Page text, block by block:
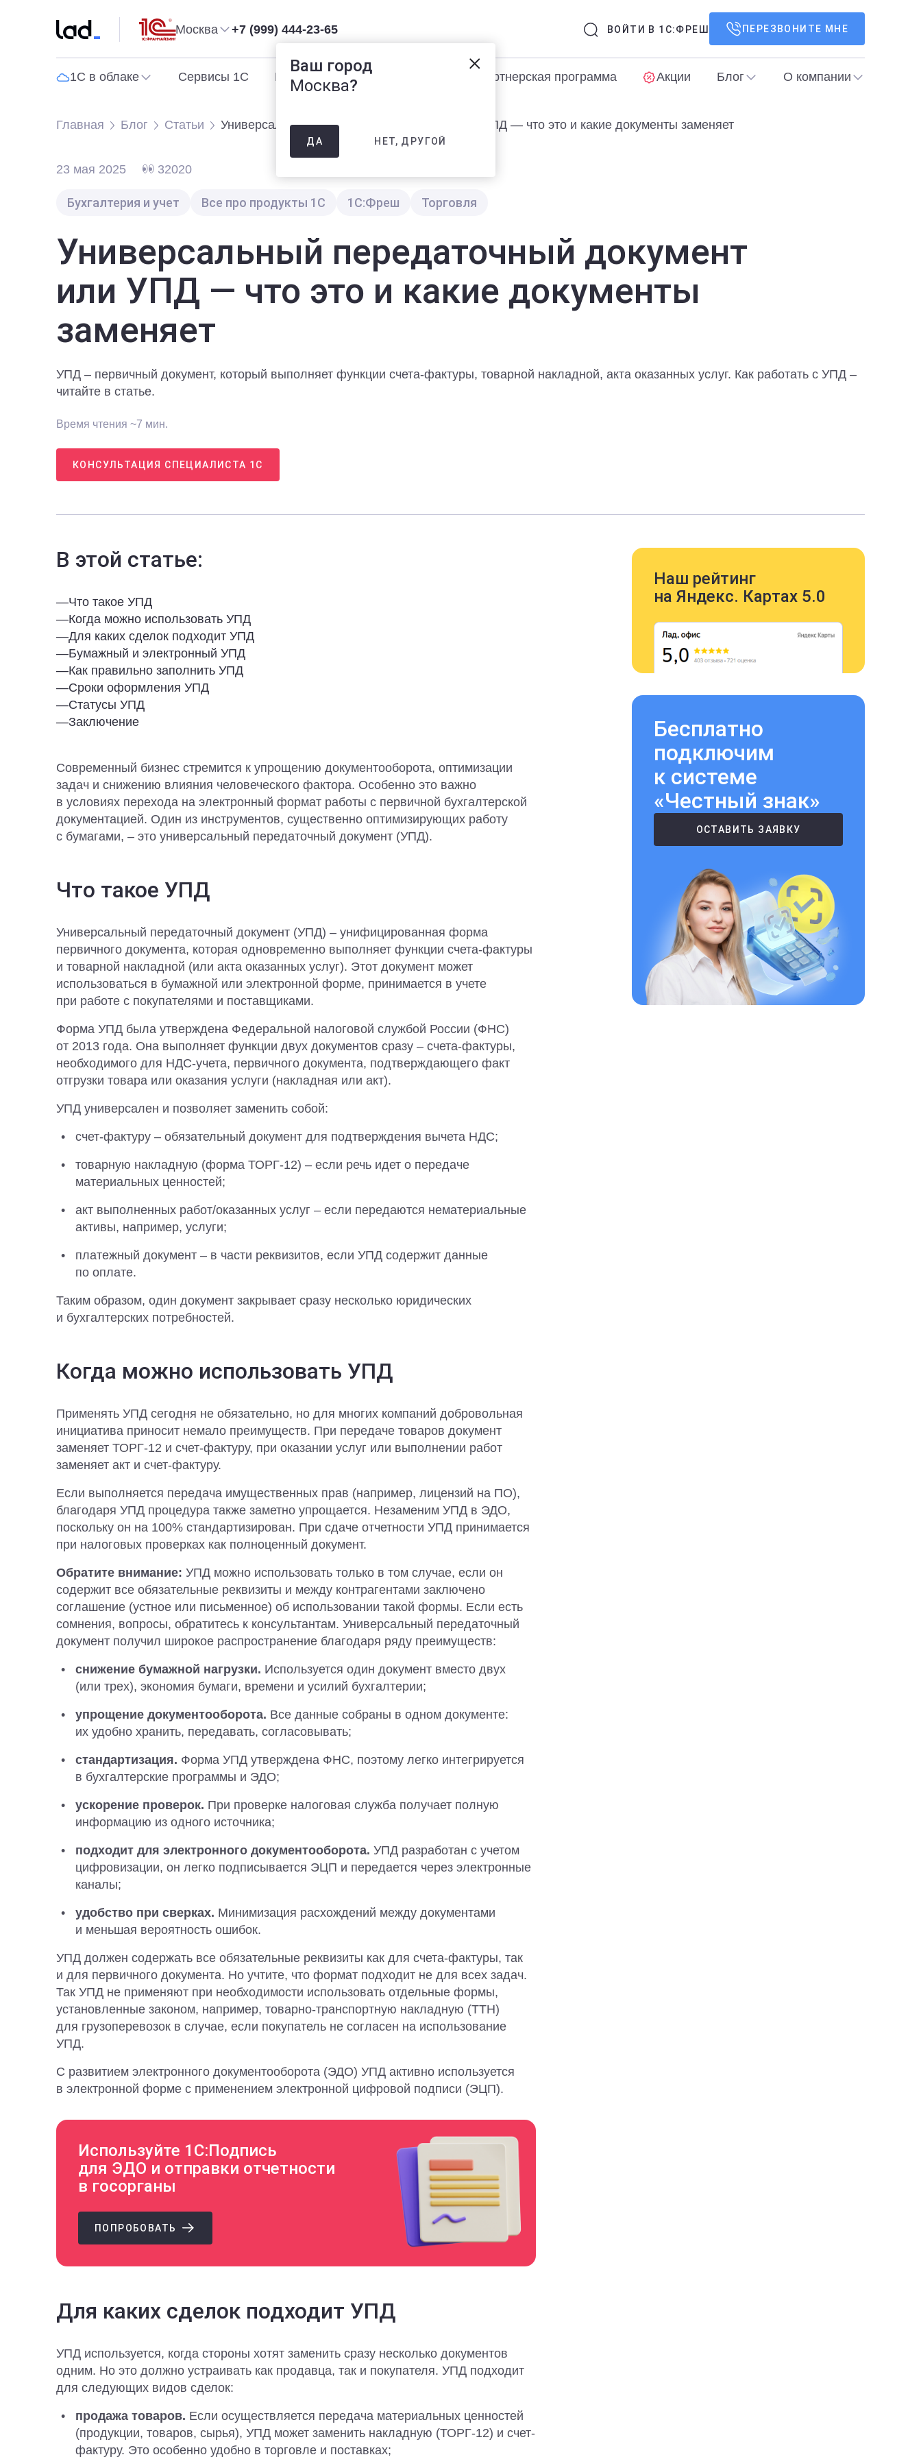
Москва +7 (999) 444-23-65 ВОЙТИ В 1С:ФРЕШ ПЕРЕЗВОНИТЕ МНЕ
1С в облаке Сервисы 1С Программы 1С Партнерская программа Акции Блог О компании
Главная Блог Статьи Универсальный передаточный документ или УПД — что это и какие документы заменяет
23 мая 2025 32020
Бухгалтерия и учет Все про продукты 1С 1С:Фреш Торговля
Универсальный передаточный документ
или УПД — что это и какие документы
заменяет
УПД – первичный документ, который выполняет функции счета-фактуры, товарной накладной, акта оказанных услуг. Как работать с УПД –
читайте в статье.
Время чтения ~7 мин.
КОНСУЛЬТАЦИЯ СПЕЦИАЛИСТА 1С
Наш рейтинг
на Яндекс. Картах 5.0
Бесплатно
подключим
к системе
«Честный знак»
ОСТАВИТЬ ЗАЯВКУ
В этой статье:
—Что такое УПД
—Когда можно использовать УПД
—Для каких сделок подходит УПД
—Бумажный и электронный УПД
—Как правильно заполнить УПД
—Сроки оформления УПД
—Статусы УПД
—Заключение
Современный бизнес стремится к упрощению документооборота, оптимизации
задач и снижению влияния человеческого фактора. Особенно это важно
в условиях перехода на электронный формат работы с первичной бухгалтерской
документацией. Один из инструментов, существенно оптимизирующих работу
с бумагами, – это универсальный передаточный документ (УПД).
Что такое УПД
Универсальный передаточный документ (УПД) – унифицированная форма
первичного документа, которая одновременно выполняет функции счета-фактуры
и товарной накладной (или акта оказанных услуг). Этот документ может
использоваться в бумажной или электронной форме, принимается в учете
при работе с покупателями и поставщиками.
Форма УПД была утверждена Федеральной налоговой службой России (ФНС)
от 2013 года. Она выполняет функции двух документов сразу – счета-фактуры,
необходимого для НДС-учета, первичного документа, подтверждающего факт
отгрузки товара или оказания услуги (накладная или акт).
УПД универсален и позволяет заменить собой:
счет-фактуру – обязательный документ для подтверждения вычета НДС;
товарную накладную (форма ТОРГ-12) – если речь идет о передаче
материальных ценностей;
акт выполненных работ/оказанных услуг – если передаются нематериальные
активы, например, услуги;
платежный документ – в части реквизитов, если УПД содержит данные
по оплате.
Таким образом, один документ закрывает сразу несколько юридических
и бухгалтерских потребностей.
Когда можно использовать УПД
Применять УПД сегодня не обязательно, но для многих компаний добровольная
инициатива приносит немало преимуществ. При передаче товаров документ
заменяет ТОРГ-12 и счет-фактуру, при оказании услуг или выполнении работ
заменяет акт и счет-фактуру.
Если выполняется передача имущественных прав (например, лицензий на ПО),
благодаря УПД процедура также заметно упрощается. Незаменим УПД в ЭДО,
поскольку он на 100% стандартизирован. При сдаче отчетности УПД принимается
при налоговых проверках как полноценный документ.
Обратите внимание: УПД можно использовать только в том случае, если он
содержит все обязательные реквизиты и между контрагентами заключено
соглашение (устное или письменное) об использовании такой формы. Если есть
сомнения, вопросы, обратитесь к консультантам. Универсальный передаточный
документ получил широкое распространение благодаря ряду преимуществ:
снижение бумажной нагрузки. Используется один документ вместо двух
(или трех), экономия бумаги, времени и усилий бухгалтерии;
упрощение документооборота. Все данные собраны в одном документе:
их удобно хранить, передавать, согласовывать;
стандартизация. Форма УПД утверждена ФНС, поэтому легко интегрируется
в бухгалтерские программы и ЭДО;
ускорение проверок. При проверке налоговая служба получает полную
информацию из одного источника;
подходит для электронного документооборота. УПД разработан с учетом
цифровизации, он легко подписывается ЭЦП и передается через электронные
каналы;
удобство при сверках. Минимизация расхождений между документами
и меньшая вероятность ошибок.
УПД должен содержать все обязательные реквизиты как для счета-фактуры, так
и для первичного документа. Но учтите, что формат подходит не для всех задач.
Так УПД не применяют при необходимости использовать отдельные формы,
установленные законом, например, товарно-транспортную накладную (ТТН)
для грузоперевозок в случае, если покупатель не согласен на использование
УПД.
С развитием электронного документооборота (ЭДО) УПД активно используется
в электронной форме с применением электронной цифровой подписи (ЭЦП).
Используйте 1С:Подпись
для ЭДО и отправки отчетности
в госорганы
ПОПРОБОВАТЬ
Для каких сделок подходит УПД
УПД используется, когда стороны хотят заменить сразу несколько документов
одним. Но это должно устраивать как продавца, так и покупателя. УПД подходит
для следующих видов сделок:
продажа товаров. Если осуществляется передача материальных ценностей
(продукции, товаров, сырья), УПД может заменить накладную (ТОРГ-12) и счет-
фактуру. Это особенно удобно в торговле и поставках;
Ваш город
Москва?
ДА НЕТ, ДРУГОЙ